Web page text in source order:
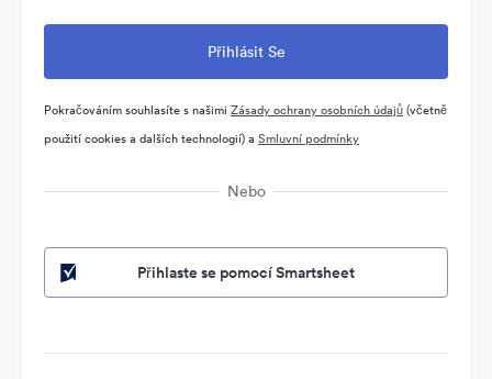
Pokračováním souhlasíte s našimi Zásady ochrany osobních údajů(včetně
použití cookies a dalších technologií) a Smluvní podmínky
Nebo
Přihlaste se pomocí Smartsheet